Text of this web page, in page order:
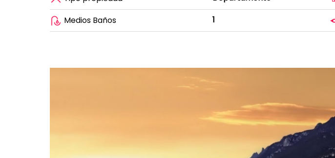
Medios Baños
1